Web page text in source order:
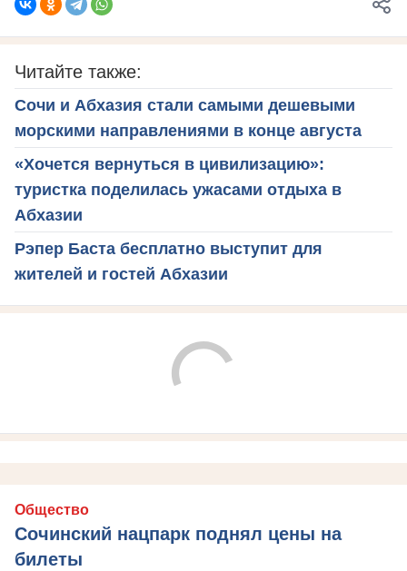
Читайте также:
Сочи и Абхазия стали самыми дешевыми
морскими направлениями в конце августа
«Хочется вернуться в цивилизацию»:
туристка поделилась ужасами отдыха в
Абхазии
Рэпер Баста бесплатно выступит для
жителей и гостей Абхазии
Общество
Сочинский нацпарк поднял цены на
билеты